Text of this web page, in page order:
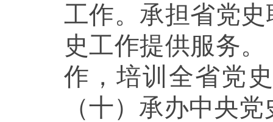
工作。承担省党
史工作提供服务
作，培训全省党
（十）承办中央